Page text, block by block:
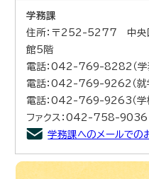
学務課
住所：〒252-5277 中央
館5階
電話：042-769-8282（学
電話：042-769-9262（就
電話：042-769-9263（学
ファクス：042-758-9036
学務課へのメールでの